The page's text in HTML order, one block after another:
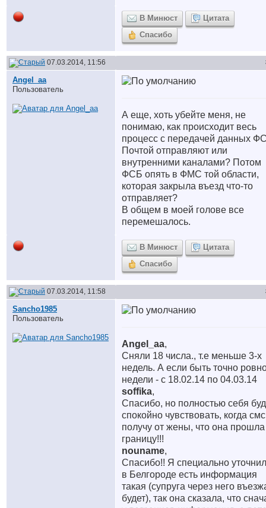
В Минюст
Цитата
Спасибо
07.03.2014, 11:56
Angel_aa
Пользователь
А еще, хоть убейте меня, не
понимаю, как происходит весь
процесс с передачей данных
Почтой отправляют или
внутренними каналами? Потом
ФСБ опять в ФМС той области,
которая закрыла въезд что-то
отправляет?
В общем в моей голове все
перемешалось.
В Минюст
Цитата
Спасибо
07.03.2014, 11:58
Sancho1985
Пользователь
Angel_aa,
Сняли 18 числа., т.е меньше 3-х
недель. А если быть точно
недели - с 18.02.14 по 04.03.14
soffika,
Спасибо, но полностью себя
спокойно чувствовать, когда смс
получу от жены, что она прошла
границу!!!
nouname,
Спасибо!! Я специально
в Белгороде есть информация
такая (супруга через него
будет), так она сказала, что